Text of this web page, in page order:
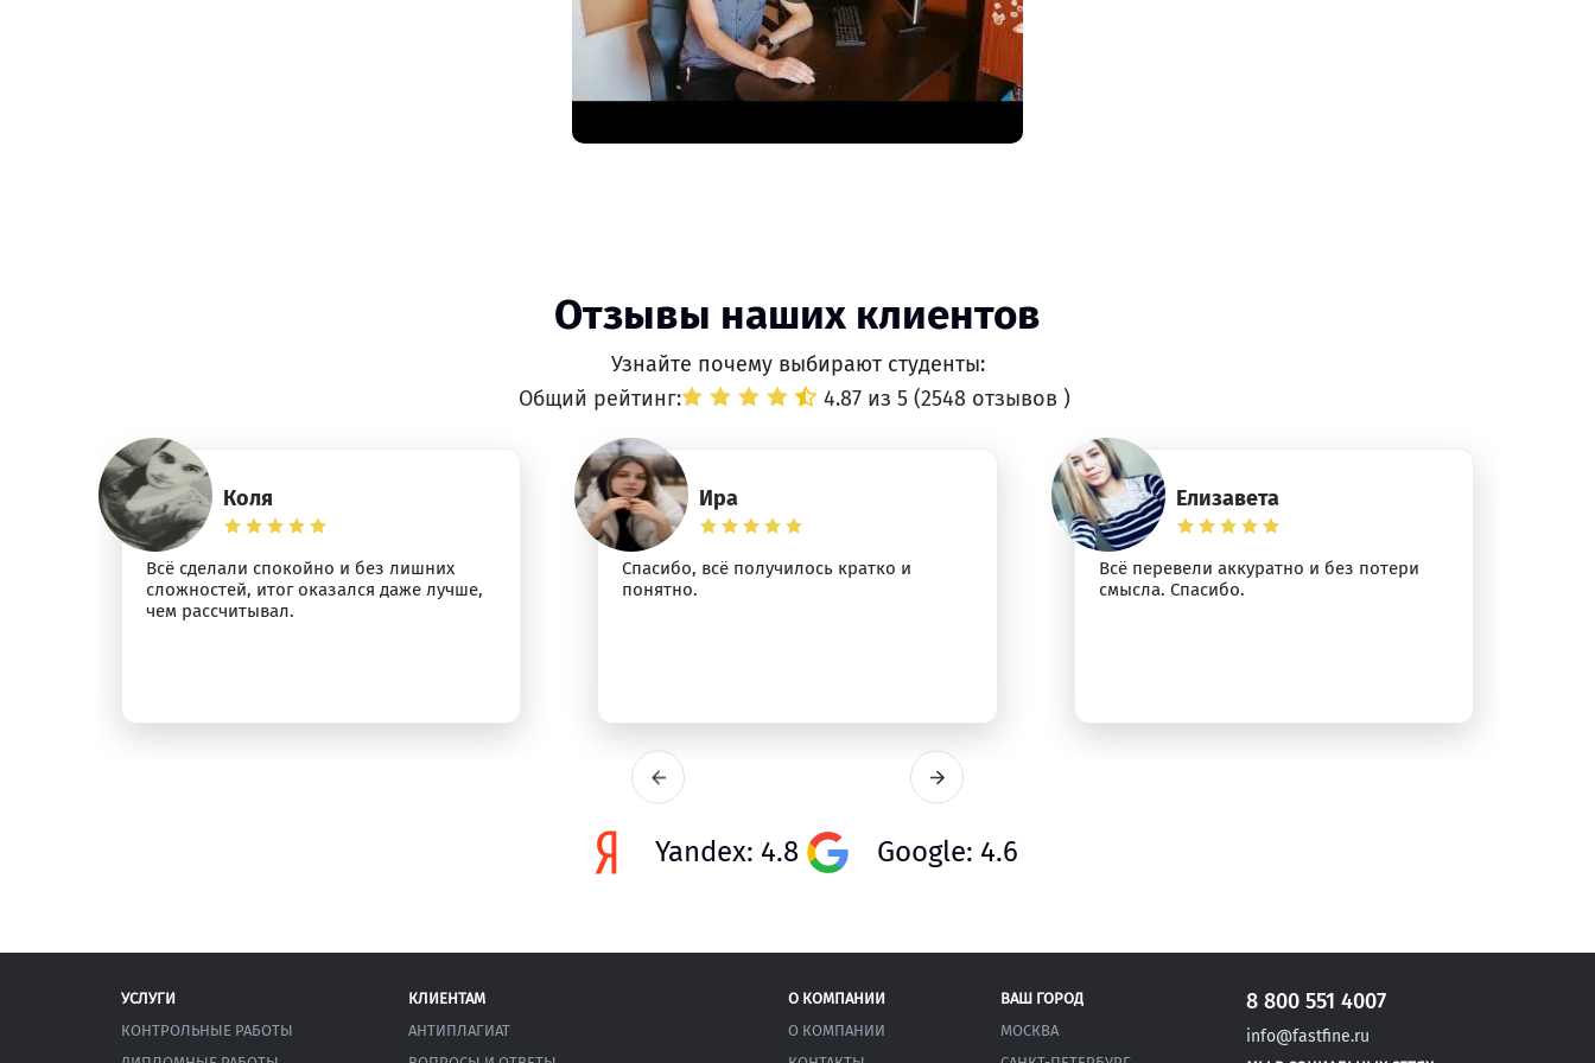
Отзывы наших клиентов
Узнайте почему выбирают студенты:
Общий рейтинг:
4.87 из 5 (2548 отзывов )
Коля
Всё сделали спокойно и без лишних
сложностей, итог оказался даже лучше,
чем рассчитывал.
Ира
Спасибо, всё получилось кратко и
понятно.
Елизавета
Всё перевели аккуратно и без потери
смысла. Спасибо.
Yandex: 4.8 Google: 4.6
УСЛУГИ
КОНТРОЛЬНЫЕ РАБОТЫ
КЛИЕНТАМ
АНТИПЛАГИАТ
О КОМПАНИИ
О КОМПАНИИ
ВАШ ГОРОД
МОСКВА
8 800 551 4007
info@fastfine.ru